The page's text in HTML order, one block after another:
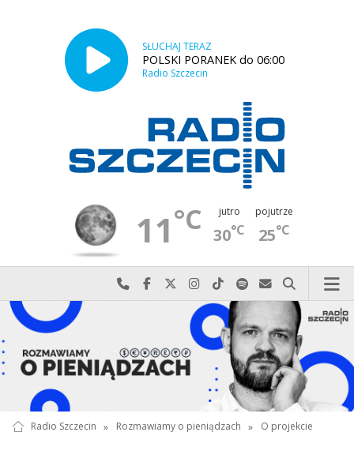
SŁUCHAJ TERAZ
POLSKI PORANEK do 06:00
Radio Szczecin
11°C jutro
30°C
pojutrze
25°C
Najlepiej po prostu do nas zadzwoń
Odwiedź nas na Facebook-u
Odwiedź nas na X
Odwiedź nas na Instagram-ie
Odwiedź nas na TikTok-u
Szukaj nas na Spotify
Wyślij do nas
Szukaj
Radio Szczecin » Rozmawiamy o pieniądzach » O projekcie